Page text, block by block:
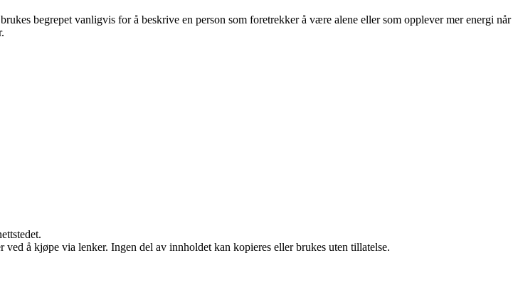
begrepet vanligvis for å beskrive en person som foretrekker å være alene eller som opplever mer energi når
å kjøpe via lenker. Ingen del av innholdet kan kopieres eller brukes uten tillatelse.